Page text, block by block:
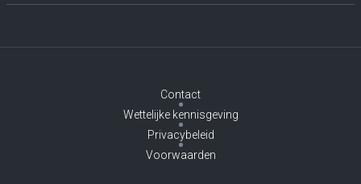
Contact
Wettelijke kennisgeving
Privacybeleid
Voorwaarden